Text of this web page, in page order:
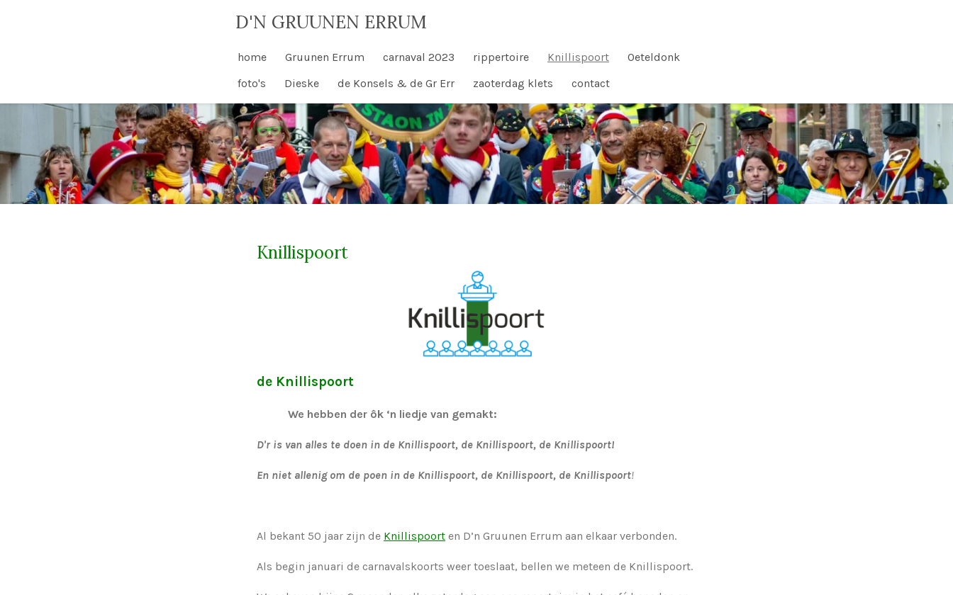
D'N GRUUNEN ERRUM
home Gruunen Errum carnaval 2023 rippertoire Knillispoort
Oeteldonk
foto's
Dieske de Konsels & de Gr Err zaoterdag klets contact
Knillispoort
de Knillispoort
We hebben der ôk ‘n liedje van gemakt:
D'r is van alles te doen in de Knillispoort, de Knillispoort, de Knillispoort!
En niet allenig om de poen in de Knillispoort, de Knillispoort, de Knillispoort!
Al bekant 50 jaar zijn de Knillispoort en D’n Gruunen Errum aan elkaar verbonden.
Als begin januari de carnavalskoorts weer toeslaat, bellen we meteen de Knillispoort.